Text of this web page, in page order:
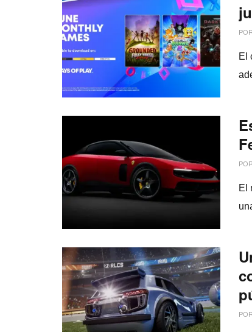
POR
El
POR
El
POR